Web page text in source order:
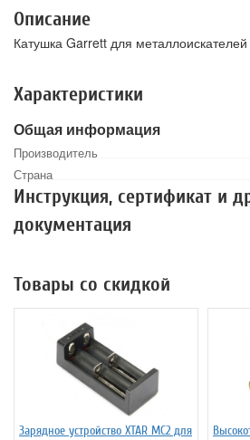
Описание
Катушка Garrett для
Характеристики
Общая информация
Производитель
Страна
Инструкция, сертификат и
документация
Товары со скидкой
Зарядное устройство XTAR MC2 для